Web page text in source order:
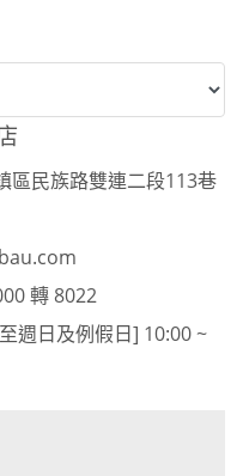
區民族路雙連二段113巷
轉 8022
週日及例假日] 10:00 ~